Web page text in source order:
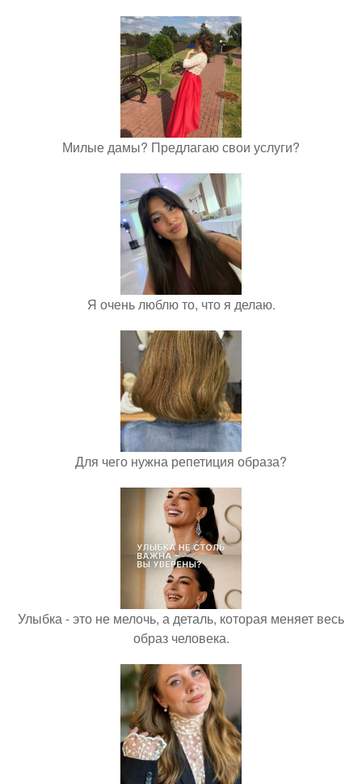
Милые дамы? Предлагаю свои услуги?
Я очень люблю то, что я делаю.
Для чего нужна репетиция образа?
Улыбка - это не мелочь, а деталь, которая меняет весь
образ человека.